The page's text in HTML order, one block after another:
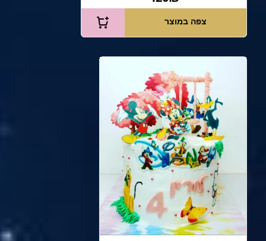
צפה במוצר